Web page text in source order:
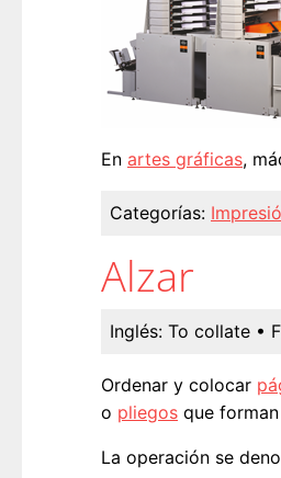
En artes gráficas,
Categorías:
Alzar
Inglés: To collate •
Ordenar y colocar
o pliegos que
La operación se